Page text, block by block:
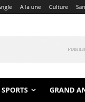
A la une Culture
SPORTS GRAND